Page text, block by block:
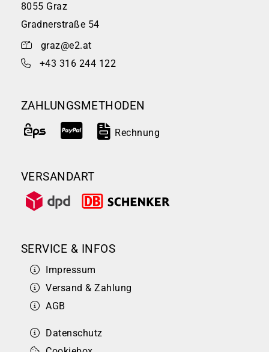
8055 Graz
Gradnerstraße 54
graz@e2.at
+43 316 244 122
ZAHLUNGSMETHODEN
Rechnung
VERSANDART
SERVICE & INFOS
Impressum
Versand & Zahlung
AGB
Datenschutz